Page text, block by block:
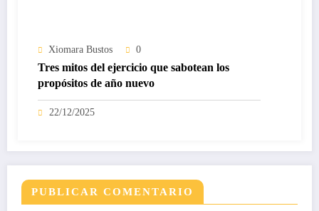
Xiomara Bustos 0
Tres mitos del ejercicio que sabotean los
propósitos de año nuevo
22/12/2025
PUBLICAR COMENTARIO